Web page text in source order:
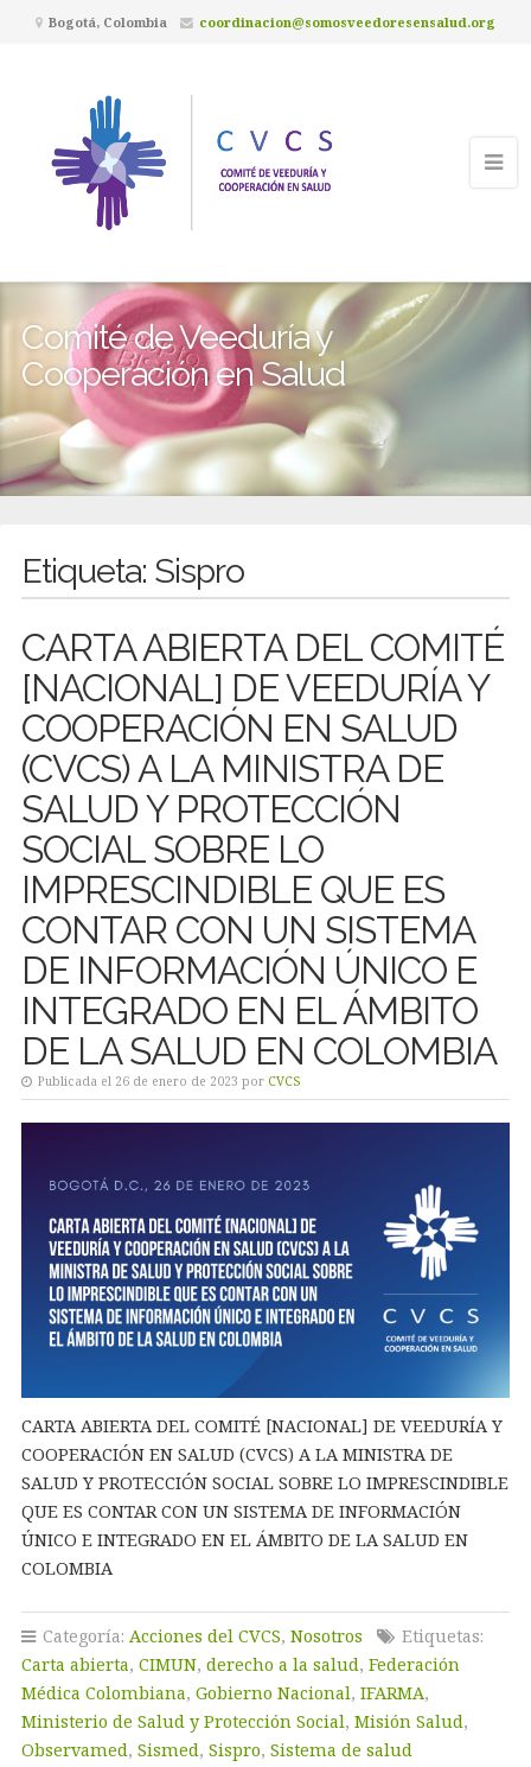
Bogotá, Colombia coordinacion@somosveedoresensalud.org
Comité de Veeduría y
Cooperación en Salud
Etiqueta: Sispro
CARTA ABIERTA DEL COMITÉ
[NACIONAL] DE VEEDURÍA Y
COOPERACIÓN EN SALUD
(CVCS) A LA MINISTRA DE
SALUD Y PROTECCIÓN
SOCIAL SOBRE LO
IMPRESCINDIBLE QUE ES
CONTAR CON UN SISTEMA
DE INFORMACIÓN ÚNICO E
INTEGRADO EN EL ÁMBITO
DE LA SALUD EN COLOMBIA
Publicada el 26 de enero de 2023 por CVCS
CARTA ABIERTA DEL COMITÉ [NACIONAL] DE VEEDURÍA Y
COOPERACIÓN EN SALUD (CVCS) A LA MINISTRA DE
SALUD Y PROTECCIÓN SOCIAL SOBRE LO IMPRESCINDIBLE
QUE ES CONTAR CON UN SISTEMA DE INFORMACIÓN
ÚNICO E INTEGRADO EN EL ÁMBITO DE LA SALUD EN
COLOMBIA
Categoría: Acciones del CVCS, Nosotros
Etiquetas:
Carta abierta, CIMUN, derecho a la salud, Federación
Médica Colombiana, Gobierno Nacional, IFARMA,
Ministerio de Salud y Protección Social, Misión Salud,
Observamed, Sismed, Sispro, Sistema de salud